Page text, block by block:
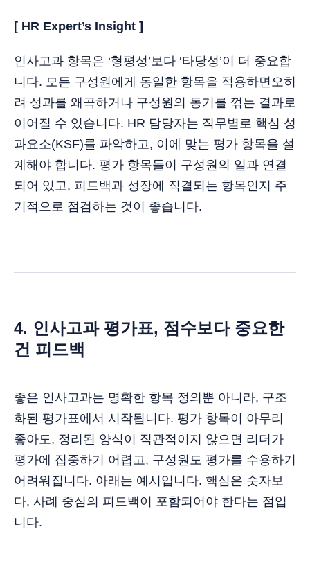
[ HR Expert’s Insight ]
인사고과 항목은 ‘형평성’보다 ‘타당성’이 더 중요합
니다. 모든 구성원에게 동일한 항목을 적용하면오히
려 성과를 왜곡하거나 구성원의 동기를 꺾는 결과로
이어질 수 있습니다. HR 담당자는 직무별로 핵심 성
과요소(KSF)를 파악하고, 이에 맞는 평가 항목을 설
계해야 합니다. 평가 항목들이 구성원의 일과 연결
되어 있고, 피드백과 성장에 직결되는 항목인지 주
기적으로 점검하는 것이 좋습니다.
4. 인사고과 평가표, 점수보다 중요한
건 피드백
좋은 인사고과는 명확한 항목 정의뿐 아니라, 구조
화된 평가표에서 시작됩니다. 평가 항목이 아무리
좋아도, 정리된 양식이 직관적이지 않으면 리더가
평가에 집중하기 어렵고, 구성원도 평가를 수용하기
어려워집니다. 아래는 예시입니다. 핵심은 숫자보
다, 사례 중심의 피드백이 포함되어야 한다는 점입
니다.